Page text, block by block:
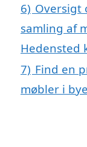
6) Oversigt
samling af
Hedensted
7) Find en
møbler i